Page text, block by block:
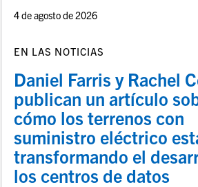
4 de agosto de 2026
EN LAS NOTICIAS
Daniel Farris y Rachel
publican un artículo
cómo los terrenos con
suministro eléctrico
transformando el
los centros de datos